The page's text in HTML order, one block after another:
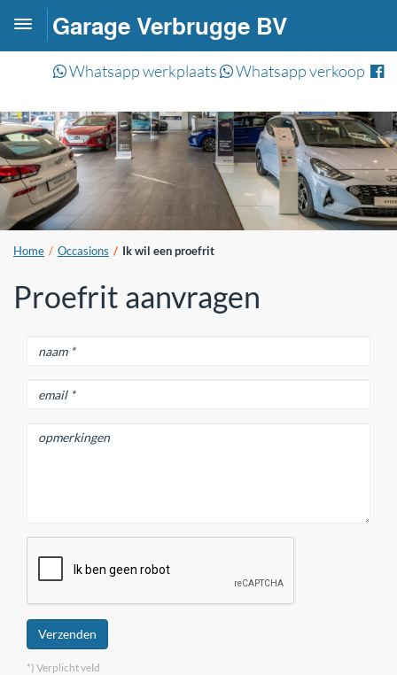
Garage Verbrugge BV
Whatsapp werkplaats Whatsapp verkoop
Toggle
navigation
Home Occasions Ik wil een proefrit
Proefrit aanvragen
Verzenden
*) Verplicht veld